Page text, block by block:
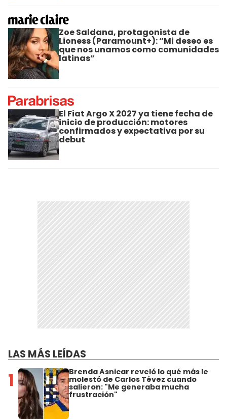
Zoe Saldana, protagonista de
Lioness (Paramount+): “Mi deseo es
que nos unamos como comunidades
latinas”
El Fiat Argo X 2027 ya tiene fecha de
inicio de producción: motores
confirmados y expectativa por su
debut
LAS MÁS LEÍDAS
1 Brenda Asnicar reveló lo qué más le
molestó de Carlos Tévez cuando
salieron: "Me generaba mucha
frustración"